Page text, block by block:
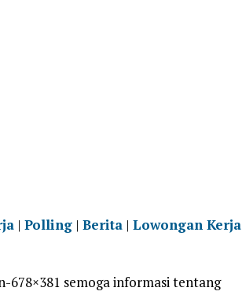
| Polling| Berita| Lowongan Kerja
678×381 semoga informasi tentang